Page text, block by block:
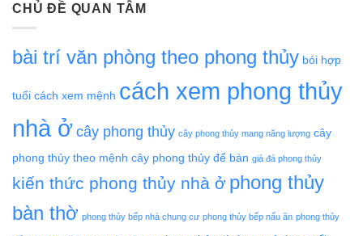
CHỦ ĐỀ QUAN TÂM
bài trí văn phòng theo phong thủy bói hợp
tuổi cách xem mệnh cách xem phong thủy
nhà ở cây phong thủy cây phong thủy mang năng lượng cây
phong thủy theo mệnh cây phong thủy để bàn giá đá phong thủy
kiến thức phong thủy nhà ở phong thủy
bàn thờ phong thủy bếp nhà chung cư phong thủy bếp nấu ăn phong thủy